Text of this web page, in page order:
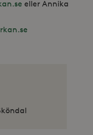
eller Annika